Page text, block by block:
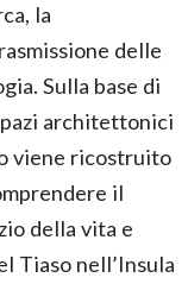
la
delle
Sulla base di
architettonici
viene ricostruito
il
della vita e
Tiaso nell’Insula